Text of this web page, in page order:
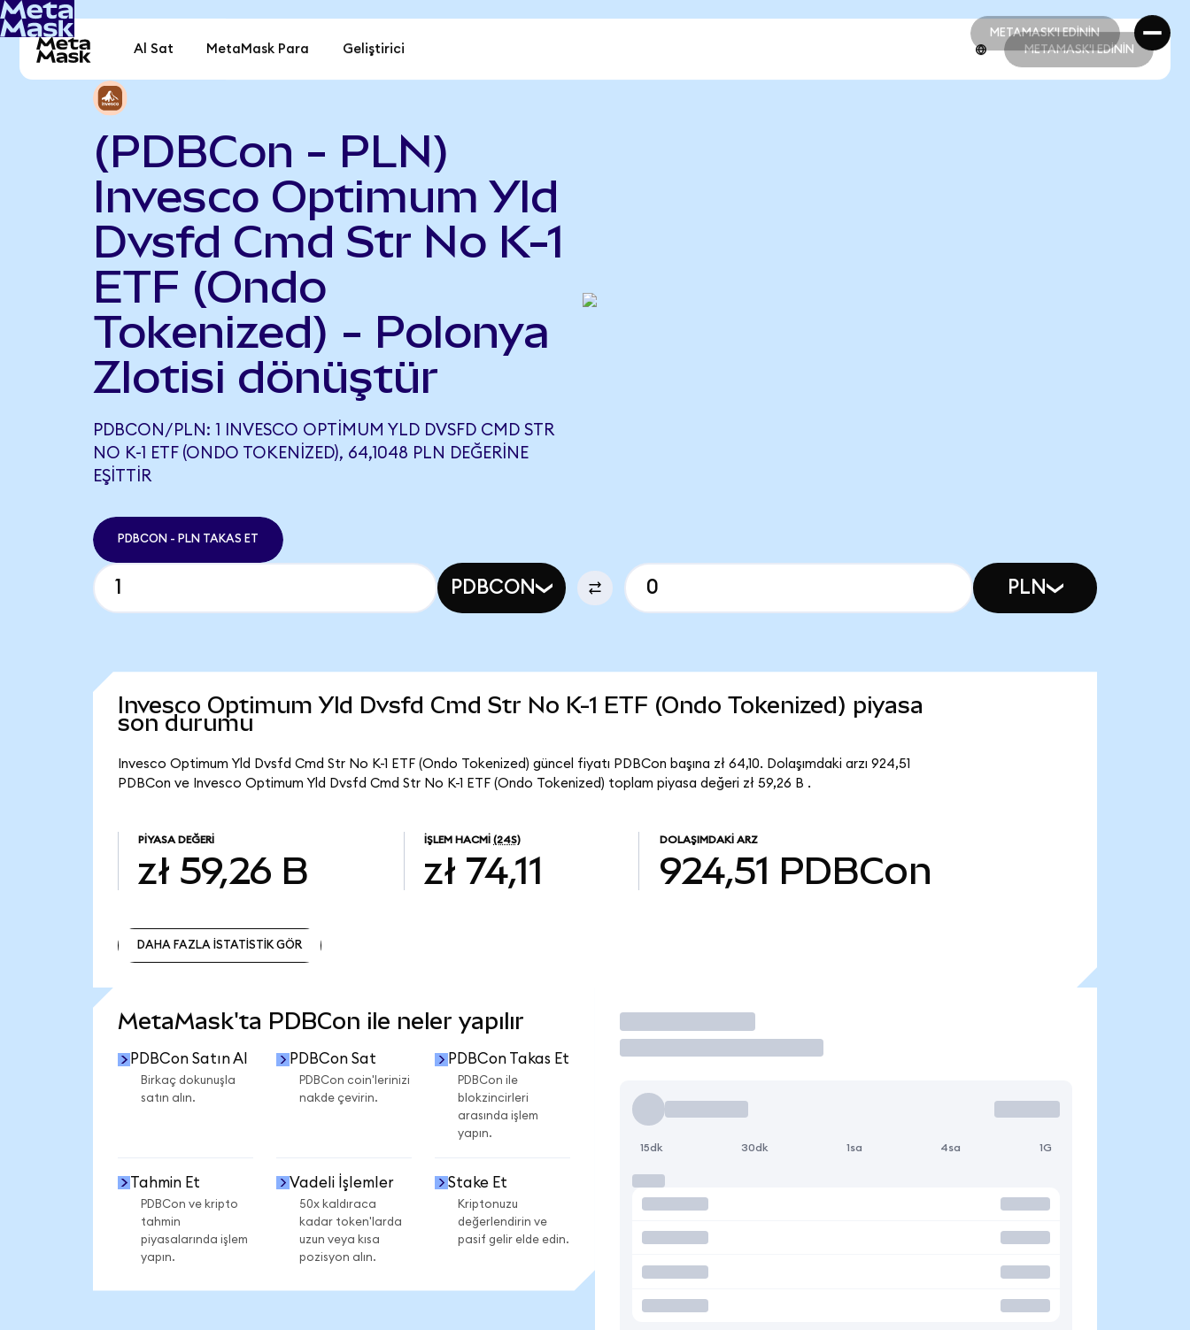
METAMASK'I EDİNİN
METAMASK'I EDİNİN
Al Sat MetaMask Para Geliştirici METAMASK'I EDİNİN
(PDBCon - PLN)
Invesco Optimum Yld
Dvsfd Cmd Str No K-1
ETF (Ondo
Tokenized) - Polonya
Zlotisi dönüştür
PDBCON/PLN: 1 INVESCO OPTIMUM YLD DVSFD CMD STR
NO K-1 ETF (ONDO TOKENIZED), 64,1048 PLN DEĞERINE
EŞITTIR
PDBCON - PLN TAKAS ET
PDBCON PLN
Invesco Optimum Yld Dvsfd Cmd Str No K-1 ETF (Ondo Tokenized) piyasa
son durumu
Invesco Optimum Yld Dvsfd Cmd Str No K-1 ETF (Ondo Tokenized) güncel fiyatı PDBCon başına zł 64,10. Dolaşımdaki arzı 924,51
PDBCon ve Invesco Optimum Yld Dvsfd Cmd Str No K-1 ETF (Ondo Tokenized) toplam piyasa değeri zł 59,26 B .
PIYASA DEĞERI
zł 59,26 B
İŞLEM HACMI (24S)
zł 74,11
DOLAŞIMDAKI ARZ
924,51 PDBCon
DAHA FAZLA İSTATİSTİK GÖR
MetaMask'ta PDBCon ile neler yapılır
PDBCon Satın Al
Birkaç dokunuşla
satın alın.
PDBCon Sat
PDBCon coin'lerinizi
nakde çevirin.
PDBCon Takas Et
PDBCon ile
blokzincirleri
arasında işlem
yapın.
Tahmin Et
PDBCon ve kripto
tahmin
piyasalarında işlem
yapın.
Vadeli İşlemler
50x kaldıraca
kadar token'larda
uzun veya kısa
pozisyon alın.
Stake Et
Kriptonuzu
değerlendirin ve
pasif gelir elde edin.
İşlem Yap
15dk 30dk 1sa 4sa 1G